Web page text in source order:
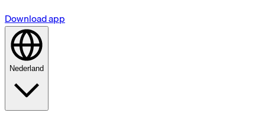
Download app
Nederland